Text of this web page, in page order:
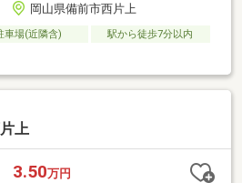
岡山県備前市西片上
車場(近隣含)
駅から徒歩7分以内
上
3.50万円